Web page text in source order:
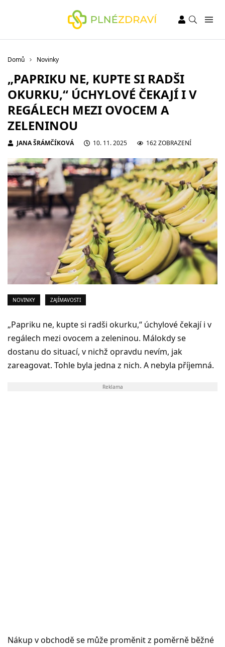
Domů Novinky
„PAPRIKU NE, KUPTE SI RADŠI
OKURKU,“ ÚCHYLOVÉ ČEKAJÍ I V
REGÁLECH MEZI OVOCEM A
ZELENINOU
JANA ŠRÁMČÍKOVÁ 10. 11. 2025 162 ZOBRAZENÍ
NOVINKY ZAJÍMAVOSTI
„Papriku ne, kupte si radši okurku,“ úchylové čekají i v
regálech mezi ovocem a zeleninou. Málokdy se
dostanu do situací, v nichž opravdu nevím, jak
zareagovat. Tohle byla jedna z nich. A nebyla příjemná.
Reklama
Nákup v obchodě se může proměnit z poměrně běžné